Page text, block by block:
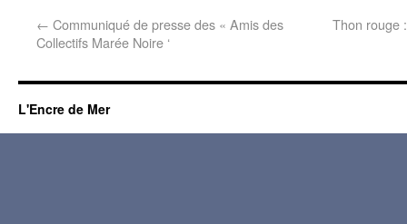
← Communiqué de presse des « Amis des
Collectifs Marée Noire ‘
Thon rouge
L'Encre de Mer